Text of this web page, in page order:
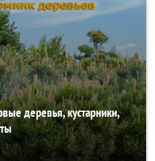
деревья, кустарники,